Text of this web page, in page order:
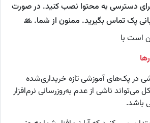
دسترسی به محتوا نصب کنید. در صورت
پک تماس بگیرید. ممنون از شما. 🙏
است با
در پک‌های آموزشی تازه خریداری‌شده
ناشی از عدم به‌روزرسانی نرم‌افزار
باشد.